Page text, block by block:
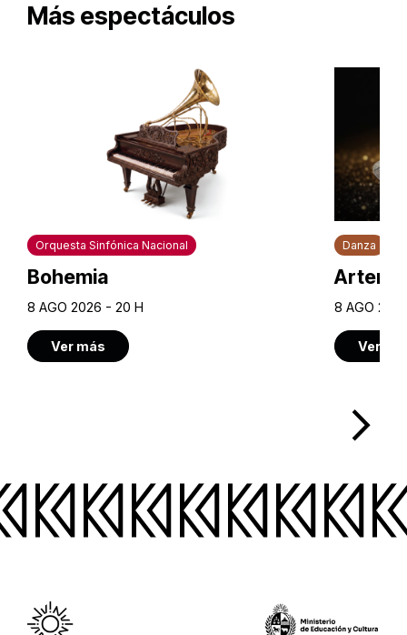
Más espectáculos
Orquesta Sinfónica Nacional
Bohemia
8 AGO 2026 - 20 H
Ver más
Danza
Artem
8 AGO
Ver
arrow_forward_ios